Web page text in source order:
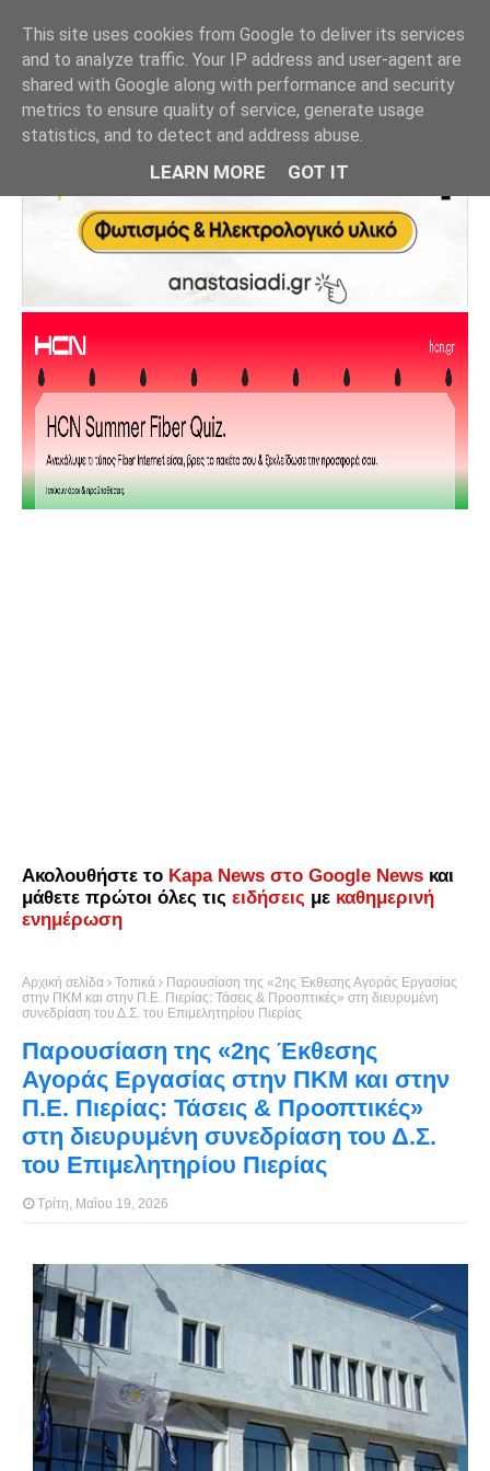
Ακολουθήστε το Kapa News στο Google News και
μάθετε πρώτοι όλες τις ειδήσεις με καθημερινή
ενημέρωση
Αρχική σελίδα Τοπικά
Παρουσίαση της «2ης Έκθεσης Αγοράς Εργασίας
στην ΠΚΜ και στην Π.Ε. Πιερίας: Τάσεις & Προοπτικές» στη διευρυμένη
συνεδρίαση του Δ.Σ. του Επιμελητηρίου Πιερίας
Παρουσίαση της «2ης Έκθεσης
Αγοράς Εργασίας στην ΠΚΜ και στην
Π.Ε. Πιερίας: Τάσεις & Προοπτικές»
στη διευρυμένη συνεδρίαση του Δ.Σ.
του Επιμελητηρίου Πιερίας
Τρίτη, Μαΐου 19, 2026
This site uses cookies from Google to deliver its services
and to analyze traffic. Your IP address and user-agent are
shared with Google along with performance and security
metrics to ensure quality of service, generate usage
statistics, and to detect and address abuse.
LEARN MORE GOT IT